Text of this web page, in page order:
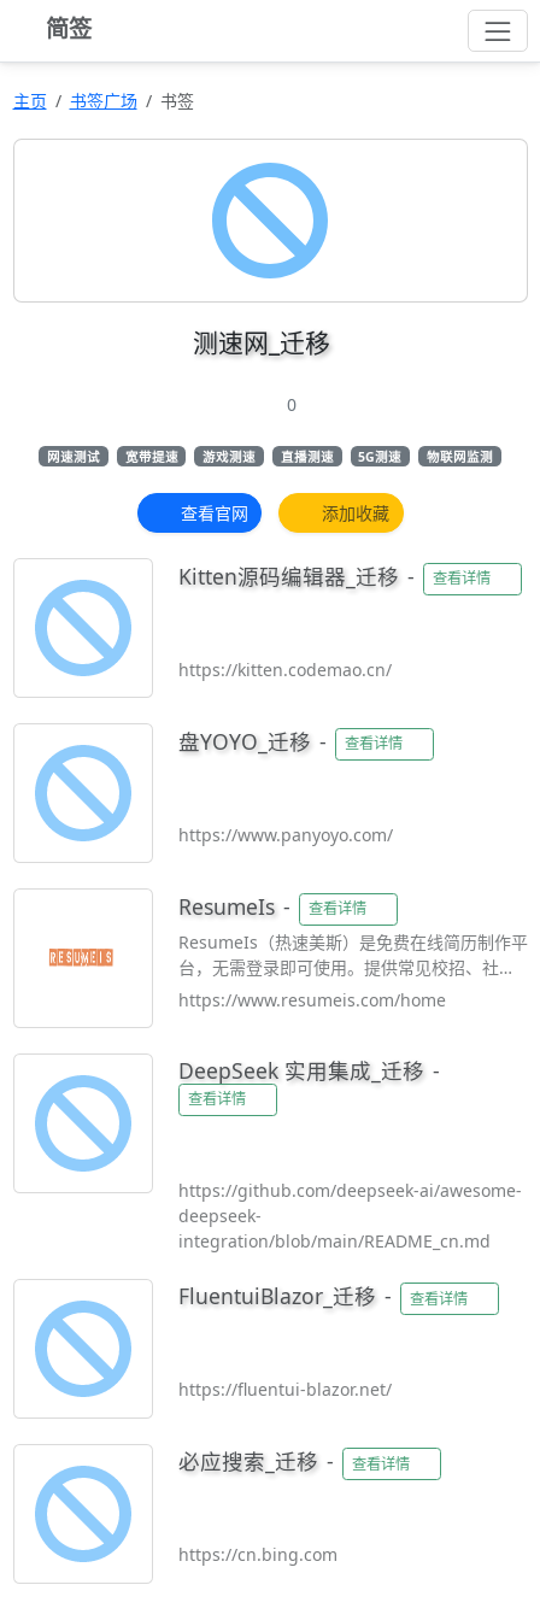
简签
主页 书签广场 书签
测速网_迁移
0
网速测试 宽带提速 游戏测速 直播测速 5G测速 物联网监测
查看官网 添加收藏
Kitten源码编辑器_迁移 - 查看详情
https://kitten.codemao.cn/
盘YOYO_迁移 - 查看详情
https://www.panyoyo.com/
ResumeIs - 查看详情
ResumeIs（热速美斯）是免费在线简历制作平
台，无需登录即可使用。提供常见校招、社
招、应届生、互联网、金融等行业专业简历模
板，支持拖拽排版、自定义颜色字体、AI 内容
ATS 招聘系统，全程本地编辑保护隐私，是求
职者快速生成专业简历、提升求职通过率的高
效工具。
https://www.resumeis.com/home
DeepSeek 实用集成_迁移 -
查看详情
https://github.com/deepseek-ai/awesome-
deepseek-
integration/blob/main/README_cn.md
FluentuiBlazor_迁移 - 查看详情
https://fluentui-blazor.net/
必应搜索_迁移 - 查看详情
https://cn.bing.com